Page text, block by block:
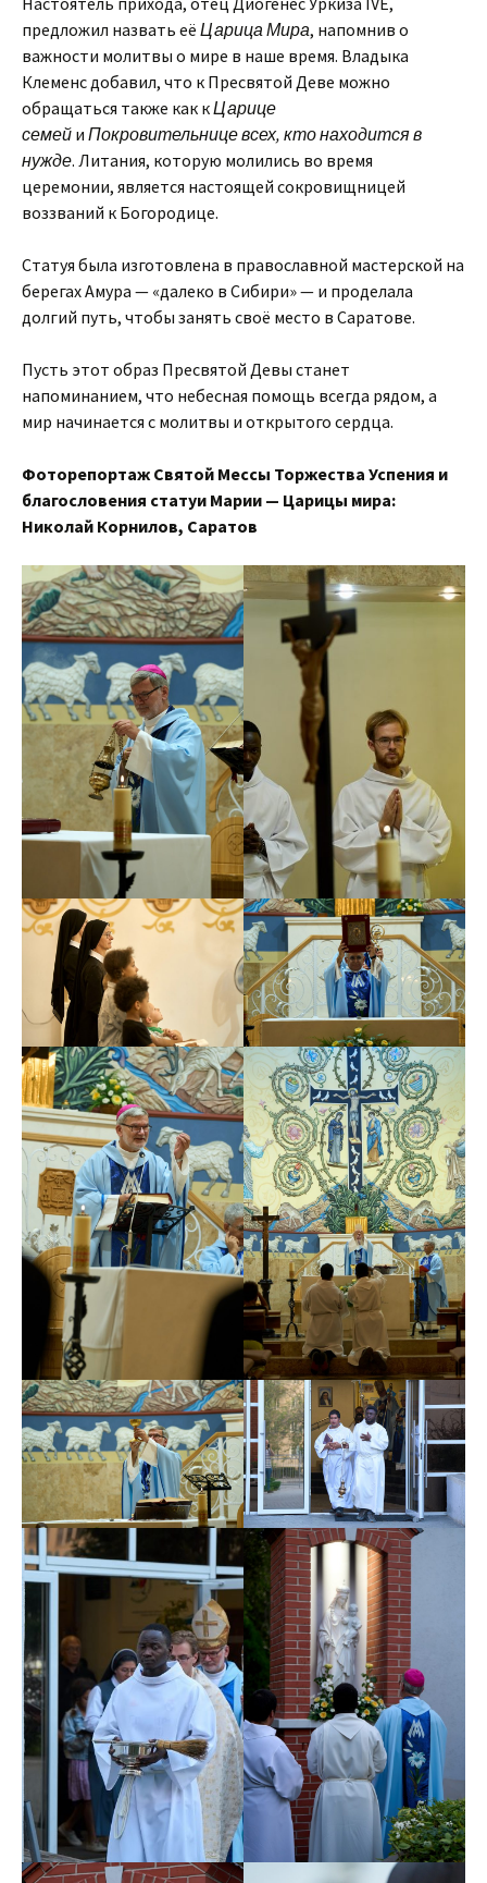
предложил назвать её Царица Мира, напомнив о
важности молитвы о мире в наше время. Владыка
Клеменс добавил, что к Пресвятой Деве можно
обращаться также как кЦарице
семей и Покровительнице всех, кто находится в
нужде. Литания, которую молились во время
церемонии, является настоящей сокровищницей
воззваний к Богородице.
Статуя была изготовлена в православной мастерской на
берегах Амура — «далеко в Сибири» — и проделала
долгий путь, чтобы занять своё место в Саратове.
Пусть этот образ Пресвятой Девы станет
напоминанием, что небесная помощь всегда рядом, а
мир начинается с молитвы и открытого сердца.
Фоторепортаж Святой Мессы Торжества Успения и
благословения статуи Марии — Царицы мира:
Николай Корнилов, Саратов